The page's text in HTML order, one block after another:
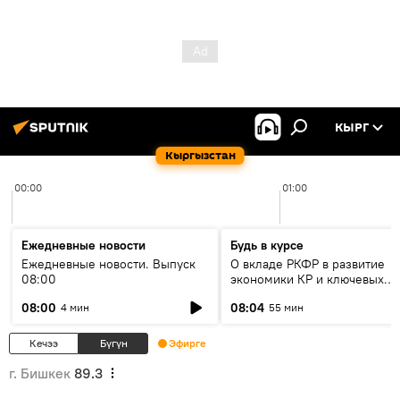
Кыргызстан
КЫРГ
00:00 01:00
Ежедневные новости
Ежедневные новости. Выпуск
08:00
08:00 4 мин
Будь в курсе
О вкладе РКФР в развитие
экономики КР и ключевых
08:04 55 мин
Кечээ Бүгүн Эфирге
г. Бишкек 89.3